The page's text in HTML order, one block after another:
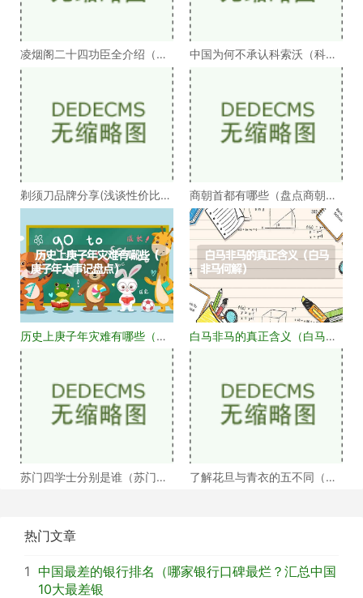
凌烟阁二十四功臣全介绍（凌
烟阁二十四功臣排
中国为何不承认科索沃（科索
沃为何不被承认）
剃须刀品牌分享(浅谈性价比高
的剃须刀品牌）
商朝首都有哪些（盘点商朝的
十几个首都）
历史上庚子年灾难有哪些（庚
子年大事记盘点）
白马非马的真正含义（白马非
马何解）
苏门四学士分别是谁（苏门四
了解花旦与青衣的五不同（浅
热门文章
1 中国最差的银行排名（哪家银行口碑最烂？汇总中国
10大最差银